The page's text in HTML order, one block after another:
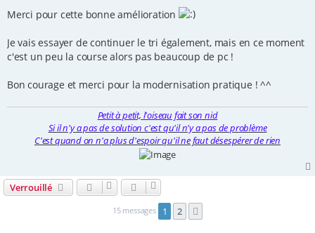
s
s
g
Merci pour cette bonne amélioration
Je vais essayer de continuer le tri également, mais en ce moment
c'est un peu la course alors pas beaucoup de pc !
Bon courage et merci pour la modernisation pratique ! ^^
Petit à petit, l'oiseau fait son nid
Si il n'y a pas de solution c'est qu'il n'y a pas de problème
C'est quand on n'a plus d'espoir qu'il ne faut désespérer de rien
Verrouillé
15 messages 1 2